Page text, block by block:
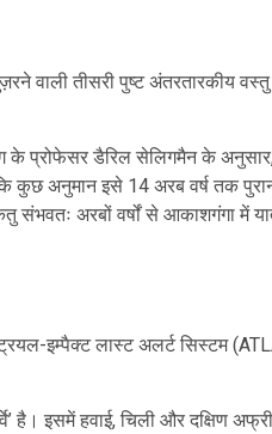
वाली तीसरी पुष्ट अंतरतारकीय
के प्रोफेसर डैरिल सेलिगमैन के
अनुमान इसे 14 अरब वर्ष तक
अरबों वर्षों से आकाशगंगा में
इम्पैक्ट लास्ट अलर्ट सिस्टम
है। इसमें हवाई, चिली और दक्षिण